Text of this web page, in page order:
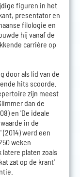
figuren in het
presentator en
filologie en
hij vanaf de
carrière op
door als lid van de
hits scoorde.
zijn meest
dan de
en 'De ideale
in de
werd een
weken
latere platen zoals
zat op de krant'